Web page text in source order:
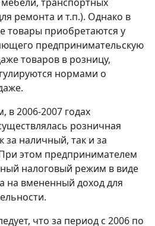
транспортных
ремонта и т.п.). Однако в
товары приобретаются у
предпринимательскую
товаров в розницу,
нормами о
в 2006-2007 годах
розничная
за наличный, так и за
этом предпринимателем
налоговый режим в виде
на вмененный доход для
что за период с 2006 по